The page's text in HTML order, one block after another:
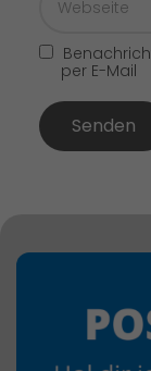
per E-Mail
Senden